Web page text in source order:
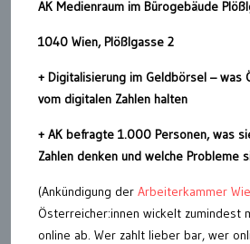
AK Medienraum im Bürogebäude
1040 Wien, Plößlgasse 2
+ Digitalisierung im Geldbörsel – was
vom digitalen Zahlen halten
+ AK befragte 1.000 Personen, was
Zahlen denken und welche Probleme
(Ankündigung der Arbeiterkammer
Österreicher:innen wickelt zumindest
online ab. Wer zahlt lieber bar, wer